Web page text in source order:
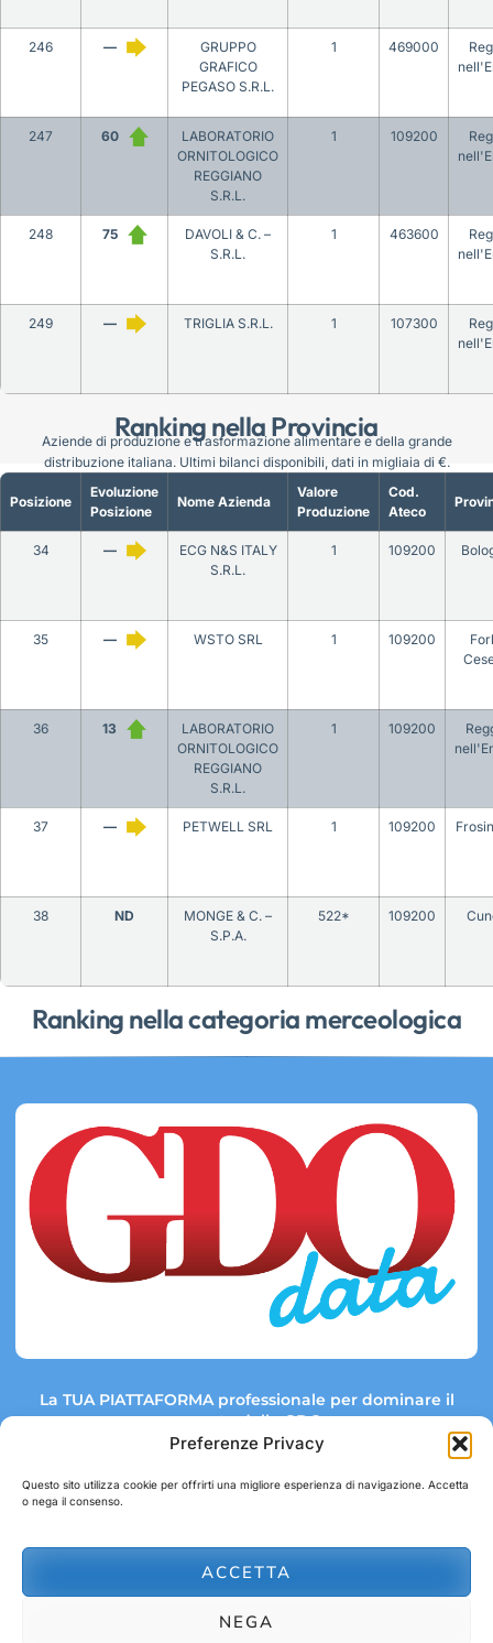
Preferenze Privacy
Questo sito utilizza cookie per offrirti una migliore esperienza di navigazione. Accetta
o nega il consenso.
ACCETTA
NEGA
Ranking nella Provincia
246 —
GRUPPO
GRAFICO
PEGASO S.R.L.
1 469000
247 60
LABORATORIO
ORNITOLOGICO
REGGIANO
S.R.L.
1 109200
248 75
DAVOLI & C. –
S.R.L.
1 463600
249 — TRIGLIA S.R.L. 1 107300
Ranking nella categoria merceologica
Posizione
Evoluzione
Posizione
Nome Azienda
Valore
Produzione
Cod.
Ateco
34 —
ECG N&S ITALY
S.R.L.
1 109200
35 — WSTO SRL 1 109200
36 13
LABORATORIO
ORNITOLOGICO
REGGIANO
S.R.L.
1 109200
37 — PETWELL SRL 1 109200
38 ND
MONGE & C. –
S.P.A.
522* 109200
Aziende di produzione e trasformazione alimentare e della grande
distribuzione italiana. Ultimi bilanci disponibili, dati in migliaia di €.
La TUA PIATTAFORMA professionale per dominare il
mercato della GDO.
Link rapidi:
abbonamenti@gdodata.it